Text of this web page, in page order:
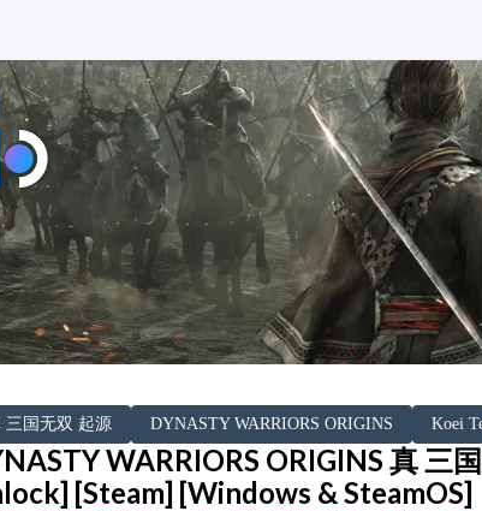
三国无双 起源 DYNASTY WARRIORS ORIGINS Koei
Unlock
补丁
Patch
WARRIORS ORIGINS 真 三
[Steam] [Windows & SteamOS]